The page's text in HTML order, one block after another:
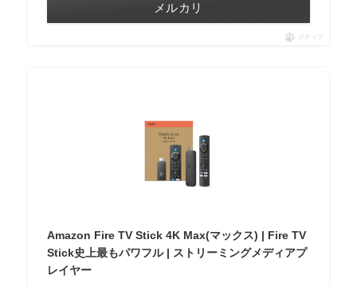
メルカリ
ポチップ
Amazon Fire TV Stick 4K Max(マックス) | Fire TV
Stick史上最もパワフル | ストリーミングメディアプ
レイヤー